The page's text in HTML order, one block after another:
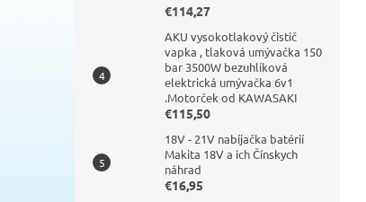
€114,27
AKU vysokotlakový čistič
vapka , tlaková umývačka 150
bar 3500W bezuhlíková
elektrická umývačka 6v1
.Motorček od KAWASAKI
€115,50
18V - 21V nabíjačka batérií
Makita 18V a ich Čínskych
náhrad
€16,95